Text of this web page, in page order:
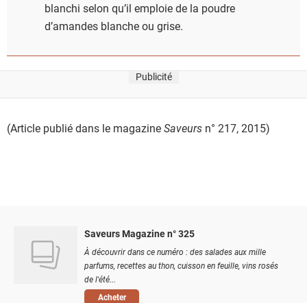
blanchi selon qu’il emploie de la poudre
d’amandes blanche ou grise.
Publicité
(Article publié dans le magazineSaveurs n° 217, 2015)
Saveurs Magazine n° 325
À découvrir dans ce numéro : des salades aux mille
parfums, recettes au thon, cuisson en feuille, vins rosés
de l'été...
Acheter